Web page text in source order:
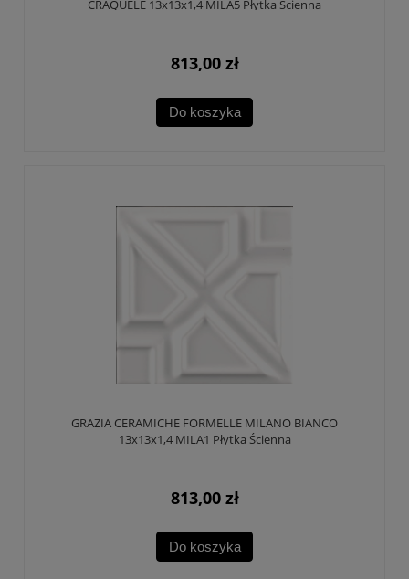
CRAQUELE 13x13x1,4 MILA5 Płytka Ścienna
813,00 zł
Do koszyka
GRAZIA CERAMICHE FORMELLE MILANO BIANCO
13x13x1,4 MILA1 Płytka Ścienna
813,00 zł
Do koszyka